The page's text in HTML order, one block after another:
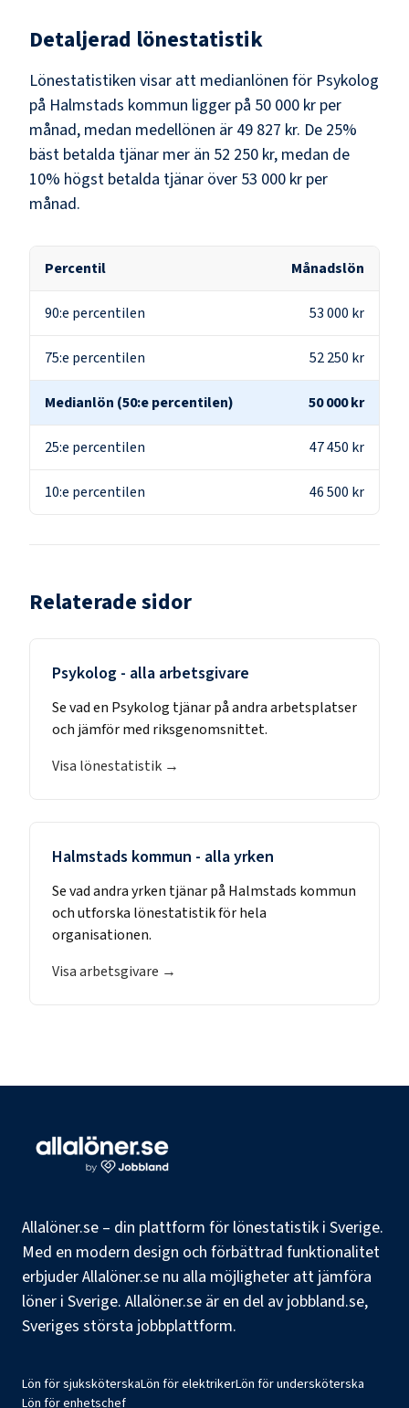
Detaljerad lönestatistik
Lönestatistiken visar att medianlönen för Psykolog
på Halmstads kommun ligger på 50 000 kr per
månad, medan medellönen är 49 827 kr. De 25%
bäst betalda tjänar mer än 52 250 kr, medan de
10% högst betalda tjänar över 53 000 kr per
månad.
Percentil Månadslön
90:e percentilen 53 000 kr
75:e percentilen 52 250 kr
Medianlön (50:e percentilen) 50 000 kr
25:e percentilen 47 450 kr
10:e percentilen 46 500 kr
Relaterade sidor
Psykolog - alla arbetsgivare
Se vad en Psykolog tjänar på andra arbetsplatser
och jämför med riksgenomsnittet.
Visa lönestatistik →
Halmstads kommun - alla yrken
Se vad andra yrken tjänar på Halmstads kommun
och utforska lönestatistik för hela
organisationen.
Visa arbetsgivare →
Allalöner.se – din plattform för lönestatistik i Sverige.
Med en modern design och förbättrad funktionalitet
erbjuder Allalöner.se nu alla möjligheter att jämföra
löner i Sverige. Allalöner.se är en del av jobbland.se,
Sveriges största jobbplattform.
Lön för sjuksköterskaLön för elektrikerLön för undersköterska
Lön för enhetschef